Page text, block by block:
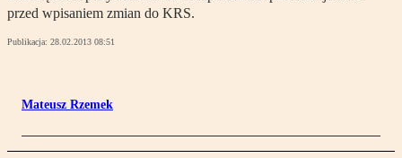
przed wpisaniem zmian do KRS.
Publikacja: 28.02.2013 08:51
Mateusz Rzemek